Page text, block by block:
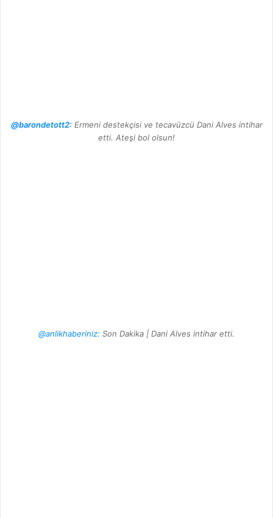
@barondetott2:Ermeni destekçisi ve tecavüzcü Dani Alves intihar
etti. Ateşi bol olsun!
@anlikhaberiniz: Son Dakika | Dani Alves intihar etti.